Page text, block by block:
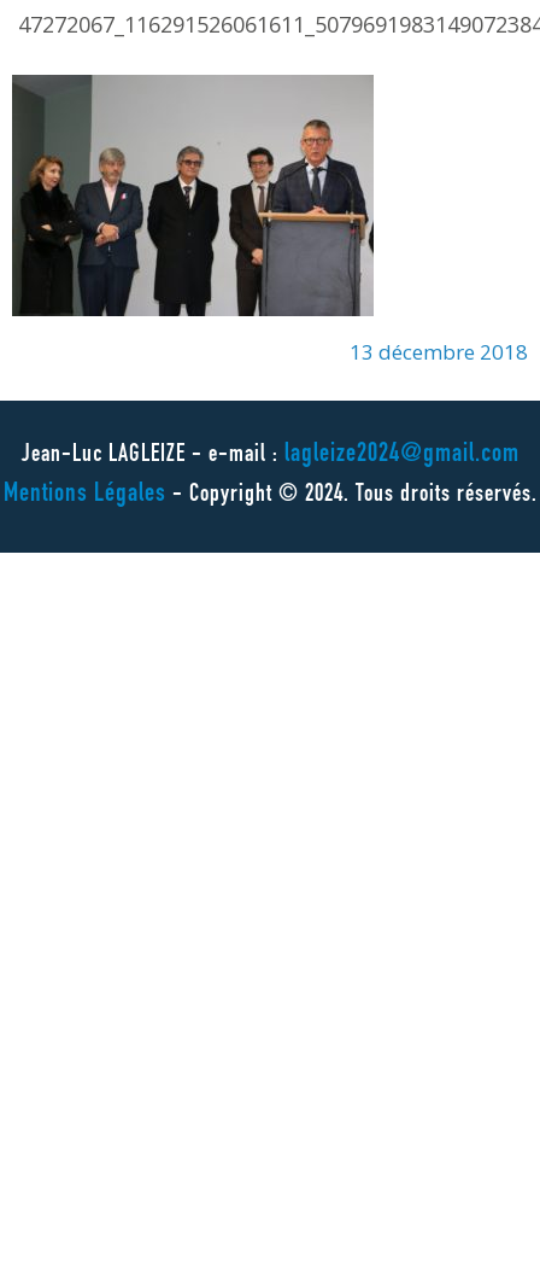
13 décembre 2018
Jean-Luc LAGLEIZE - e-mail : lagleize2024@gmail.com
Mentions Légales - Copyright © 2024. Tous droits réservés.